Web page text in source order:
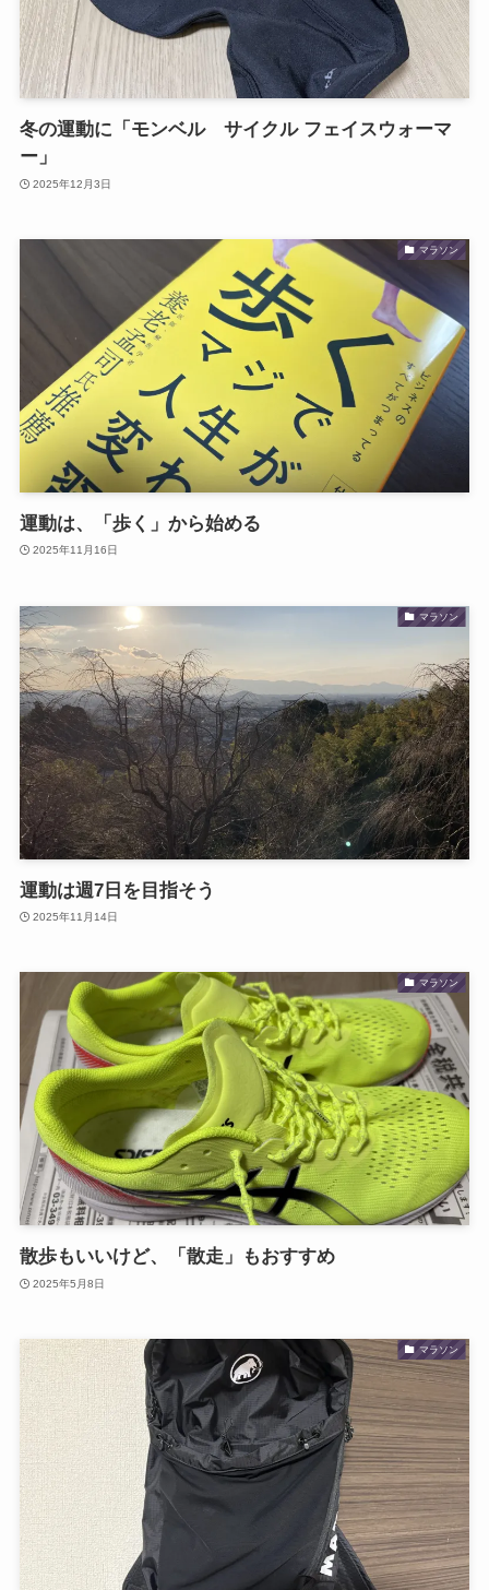
冬の運動に「モンベル サイクル フェイスウォーマ
ー」
2025年12月3日
マラソン
運動は、「歩く」から始める
2025年11月16日
マラソン
運動は週7日を目指そう
2025年11月14日
マラソン
散歩もいいけど、「散走」もおすすめ
2025年5月8日
マラソン